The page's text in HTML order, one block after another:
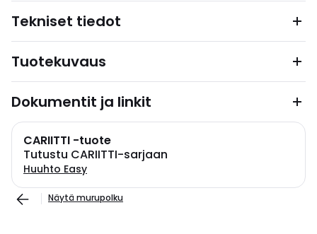
Tekniset tiedot
Tuotekuvaus
Dokumentit ja linkit
CARIITTI -tuote
Tutustu CARIITTI-sarjaan
Huuhto Easy
Näytä murupolku